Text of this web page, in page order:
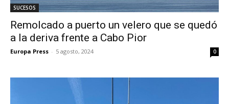
SUCESOS
Remolcado a puerto un velero que se quedó
a la deriva frente a Cabo Pior
Europa Press - 5 agosto, 2024 0